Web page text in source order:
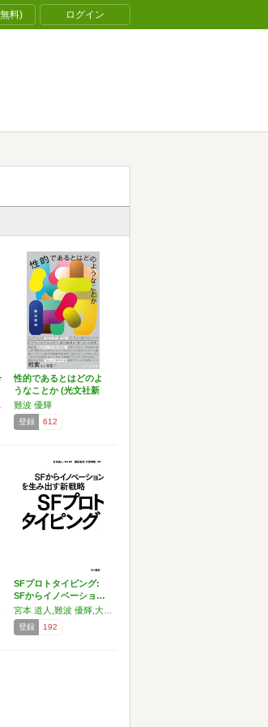
料) ログイン
性的であるとはどのよ
うなことか (光文社新
書…
難波 優輝
登録 612
SFプロトタイピング:
SFからイノベーショ…
登録 192